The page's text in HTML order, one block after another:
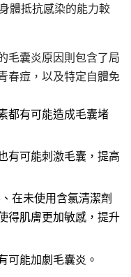
體抵抗感染的能力較
毛囊炎原因則包含了局
春痘，以及特定自體免
都有可能造成毛囊堵
有可能刺激毛囊，提高
在未使用含氯清潔劑
得肌膚更加敏感，提升
可能加劇毛囊炎。